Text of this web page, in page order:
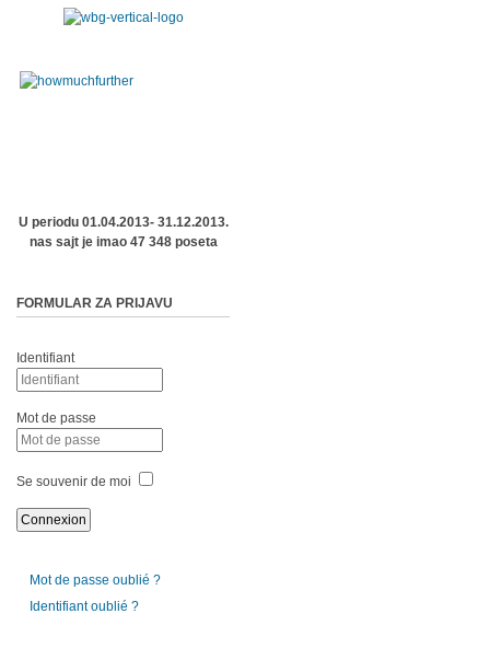
U periodu 01.04.2013- 31.12.2013.
nas sajt je imao 47 348 poseta
FORMULAR ZA PRIJAVU
Identifiant
Mot de passe
Se souvenir de moi
Mot de passe oublié ?
Identifiant oublié ?